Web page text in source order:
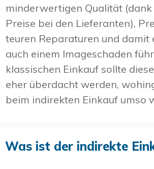
minderwertigen Qualität
Preise bei den Lieferanten),
teuren Reparaturen und damit
auch einem Imageschaden
klassischen Einkauf sollte
eher überdacht werden,
beim indirekten Einkauf umso
Was ist der indirekte